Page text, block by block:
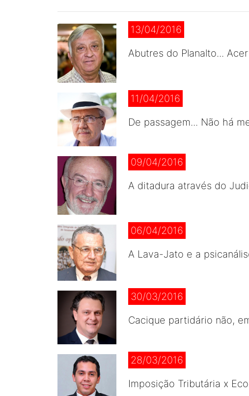
13/04/2016
Abutres do Planalto...
11/04/2016
De passagem... Não há
09/04/2016
A ditadura através do
06/04/2016
A Lava-Jato e a
30/03/2016
Cacique partidário não,
28/03/2016
Imposição Tributária x